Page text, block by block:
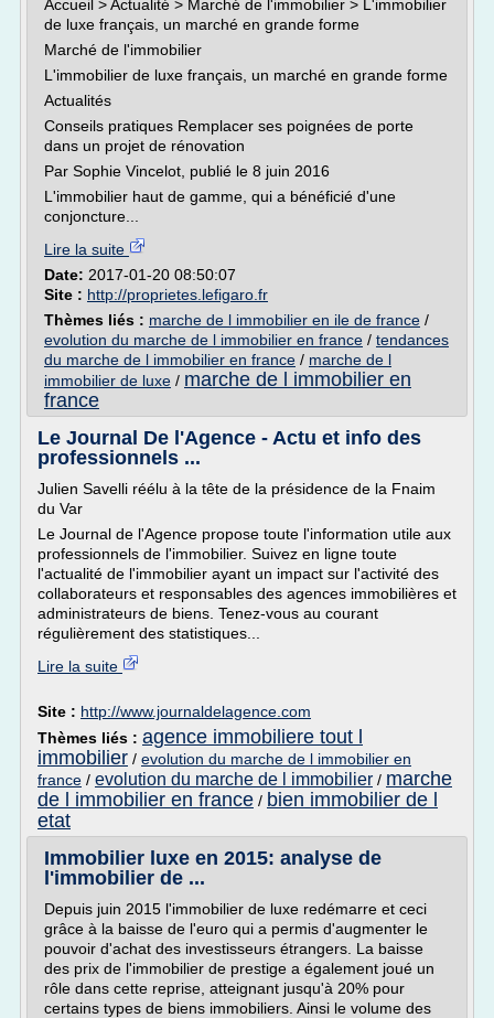
Accueil > Actualité > Marché de l'immobilier > L'immobilier
de luxe français, un marché en grande forme
Marché de l'immobilier
L'immobilier de luxe français, un marché en grande forme
Actualités
Conseils pratiques Remplacer ses poignées de porte
dans un projet de rénovation
Par Sophie Vincelot, publié le 8 juin 2016
L'immobilier haut de gamme, qui a bénéficié d'une
conjoncture...
Lire la suite
Date: 2017-01-20 08:50:07
Site : http://proprietes.lefigaro.fr
Thèmes liés : marche de l immobilier en ile de france /
evolution du marche de l immobilier en france / tendances
du marche de l immobilier en france / marche de l
immobilier de luxe / marche de l immobilier en
france
Le Journal De l'Agence - Actu et info des
professionnels ...
Julien Savelli réélu à la tête de la présidence de la Fnaim
du Var
Le Journal de l'Agence propose toute l'information utile aux
professionnels de l'immobilier. Suivez en ligne toute
l'actualité de l'immobilier ayant un impact sur l'activité des
collaborateurs et responsables des agences immobilières et
administrateurs de biens. Tenez-vous au courant
régulièrement des statistiques...
Lire la suite
Site : http://www.journaldelagence.com
Thèmes liés : agence immobiliere tout l
immobilier / evolution du marche de l immobilier en
france / evolution du marche de l immobilier / marche
de l immobilier en france / bien immobilier de l
etat
Immobilier luxe en 2015: analyse de
l'immobilier de ...
Depuis juin 2015 l'immobilier de luxe redémarre et ceci
grâce à la baisse de l'euro qui a permis d'augmenter le
pouvoir d'achat des investisseurs étrangers. La baisse
des prix de l'immobilier de prestige a également joué un
rôle dans cette reprise, atteignant jusqu'à 20% pour
certains types de biens immobiliers. Ainsi le volume des